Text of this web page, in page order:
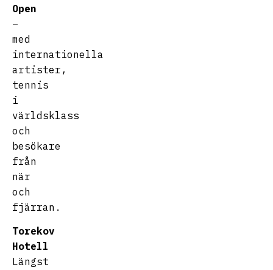
Open
–
med
internationella
artister,
tennis
i
världsklass
och
besökare
från
när
och
fjärran.
Torekov
Hotell
Längst